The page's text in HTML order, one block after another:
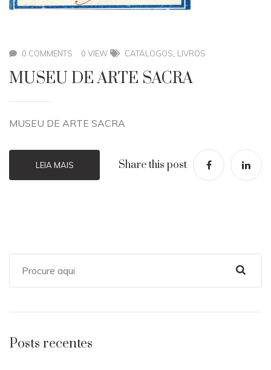
0 COMMENTS 0 VIEW CATÁLOGOS, LIVROS
MUSEU DE ARTE SACRA
MUSEU DE ARTE SACRA
LEIA MAIS Share this post
Posts recentes